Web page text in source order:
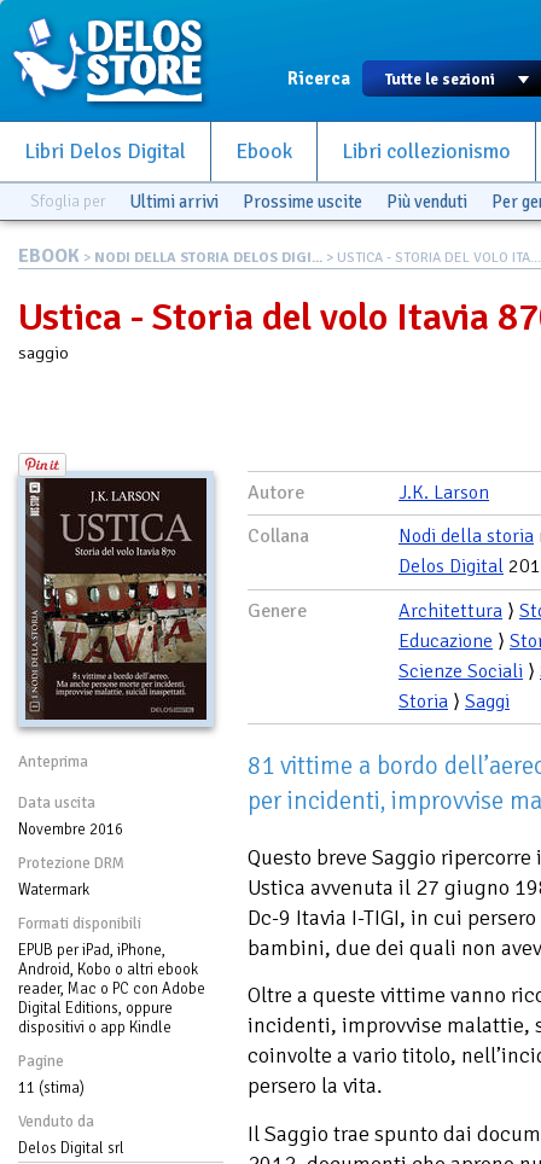
Ricerca
Libri Delos Digital Ebook Libri collezionismo
Sfoglia per Ultimi arrivi Prossime uscite Più venduti Per
EBOOK > NODI DELLA STORIA DELOS DIGI... > USTICA - STORIA DEL VOLO ITA...
Ustica - Storia del volo Itavia
saggio
Anteprima
Data uscita
Novembre 2016
Protezione DRM
Watermark
Formati disponibili
EPUB per iPad, iPhone,
Android, Kobo o altri ebook
reader, Mac o PC con Adobe
Digital Editions, oppure
dispositivi o app Kindle
Pagine
11 (stima)
Venduto da
Delos Digital srl
Autore
J.K. Larson
Collana
Nodi della storia
Delos Digital
Genere
Architettura ⟩
Educazione ⟩
Scienze Sociali ⟩
Storia ⟩ Saggi
81 vittime a bordo
per incidenti, improvvise
Questo breve Saggio
Ustica avvenuta il 27 giugno
Dc-9 Itavia I-TIGI, in cui
bambini, due dei quali non
Oltre a queste vittime vanno
incidenti, improvvise
coinvolte a vario titolo,
persero la vita.
Il Saggio trae spunto dai